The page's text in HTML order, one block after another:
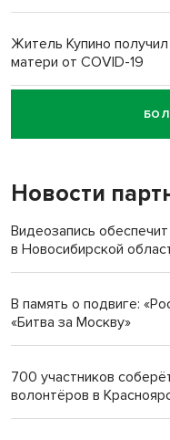
Житель Купино
матери от COVID-19
Новосибирский суд
пенсионерки на вокзале
«Мы живём на
терроризируют жителей
Инвалид получил
Новости
Видеозапись
в Новосибирской
В память о подвиге:
«Битва за Москву»
700 участников
волонтёров в